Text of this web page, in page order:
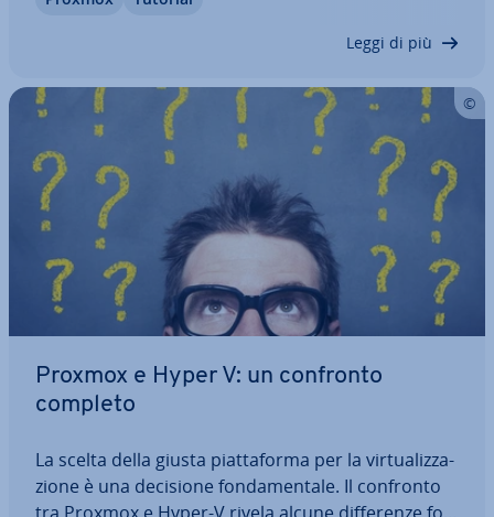
Leggi di più
Proxmox e Hyper V: un confronto
completo
La scelta della giusta piat­ta­for­ma per la vir­tua­liz­za­
zio­ne è una decisione fon­da­men­ta­le. Il confronto